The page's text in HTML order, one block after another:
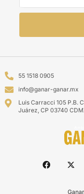
55 1518 0905
info@ganar-ganar.mx
Luis Carracci 105 P.B.
Juárez, CP 03740